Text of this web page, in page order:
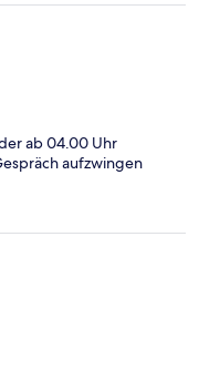
ab 04.00 Uhr
aufzwingen